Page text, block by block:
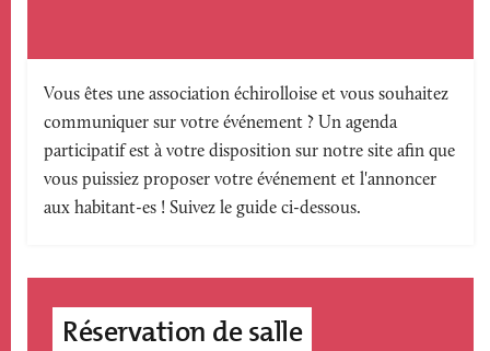
Texte
accroche
Vous êtes une association échirolloise et vous souhaitez
communiquer sur votre événement ? Un agenda
participatif est à votre disposition sur notre site afin que
vous puissiez proposer votre événement et l'annoncer
aux habitant-es ! Suivez le guide ci-dessous.
Réservation de salle